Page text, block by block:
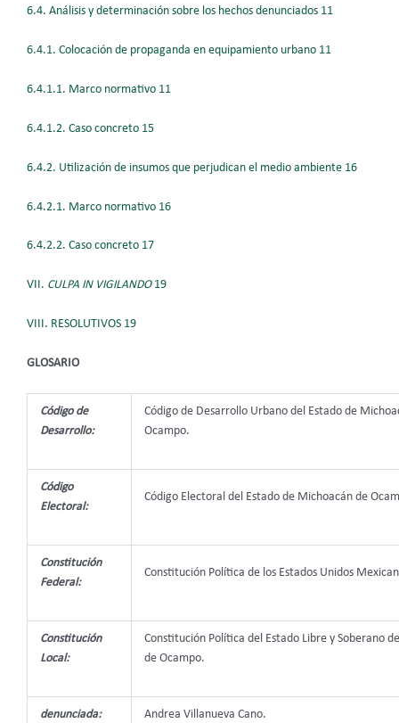
6.4. Análisis y determinación sobre los hechos denunciados 11
6.4.1. Colocación de propaganda en equipamiento urbano 11
6.4.1.1. Marco normativo 11
6.4.1.2. Caso concreto 15
6.4.2. Utilización de insumos que perjudican el medio ambiente 16
6.4.2.1. Marco normativo 16
6.4.2.2. Caso concreto 17
VII. CULPA IN VIGILANDO19
VIII. RESOLUTIVOS 19
GLOSARIO
Código de
Desarrollo:
Código de Desarrollo Urbano del Estado de
Ocampo.
Código
Electoral:
Código Electoral del Estado de Michoacán de
Constitución
Federal:
Constitución Política de los Estados Unidos
Constitución
Local:
Constitución Política del Estado Libre y Soberano
de Ocampo.
denunciada: Andrea Villanueva Cano.